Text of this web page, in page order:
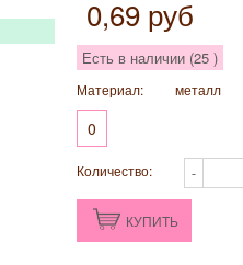
0,69 руб
Есть в наличии (25 )
Материал: металл
0
Количество:
КУПИТЬ